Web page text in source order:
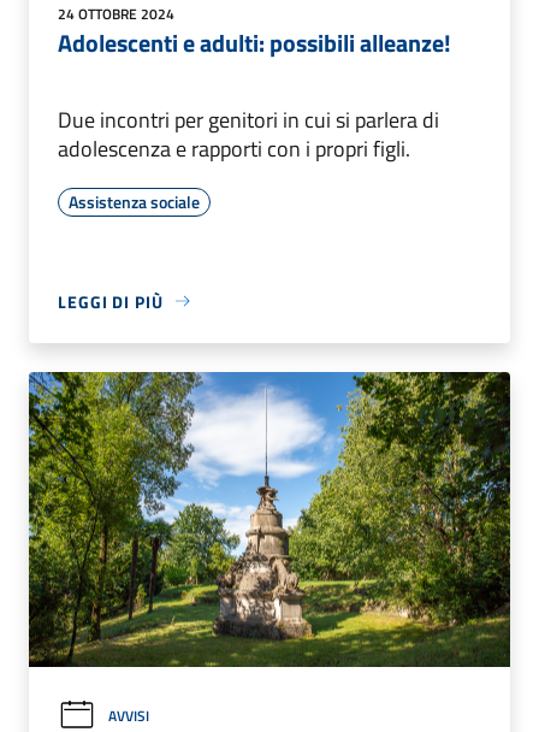
24 OTTOBRE 2024
Adolescenti e adulti: possibili alleanze!
Due incontri per genitori in cui si parlera di
adolescenza e rapporti con i propri figli.
Assistenza sociale
LEGGI DI PIÙ
AVVISI